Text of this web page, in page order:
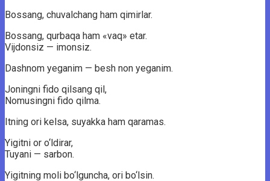
Bossang, chuvalchang ham qimirlar.
Bossang, qurbaqa ham «vaq» etar.
Vijdonsiz — imonsiz.
Dashnom yeganim — besh non yeganim.
Joningni fido qilsang qil,
Nomusingni fido qilma.
Itning ori kelsa, suyakka ham qaramas.
Yigitni or o‘ldirar,
Tuyani — sarbon.
Yigitning moli bo‘lguncha, ori bo‘lsin.